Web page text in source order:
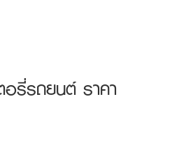
อรี่รถยนต์ ราคา